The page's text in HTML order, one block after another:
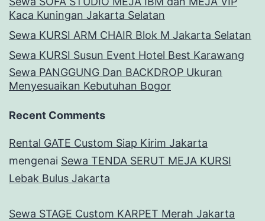
Kaca Kuningan Jakarta Selatan
Sewa KURSI ARM CHAIR Blok M Jakarta Selatan
Sewa KURSI Susun Event Hotel Best Karawang
Sewa PANGGUNG Dan BACKDROP Ukuran
Menyesuaikan Kebutuhan Bogor
Recent Comments
Rental GATE Custom Siap Kirim Jakarta
mengenai Sewa TENDA SERUT MEJA KURSI
Lebak Bulus Jakarta
Sewa STAGE Custom KARPET Merah Jakarta